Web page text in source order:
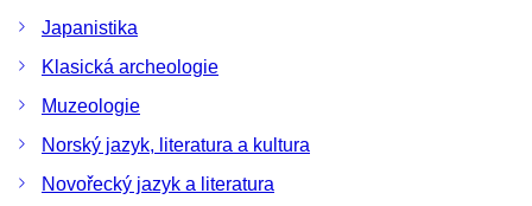
Japanistika
Klasická archeologie
Muzeologie
Norský jazyk, literatura a kultura
Novořecký jazyk a literatura